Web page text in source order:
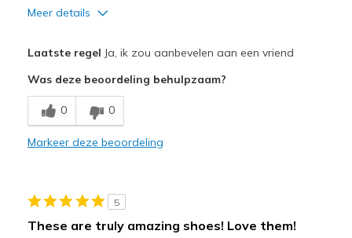
Meer details
Beste toepassingen
Casual Wear
Travel
Sizing
Feels true to size
View On Shoes
Shoes are for Wearing
Laatste regel Ja, ik zou aanbevelen aan een vriend
Was deze beoordeling behulpzaam?
0 0
Markeer deze beoordeling
5
These are truly amazing shoes! Love them!